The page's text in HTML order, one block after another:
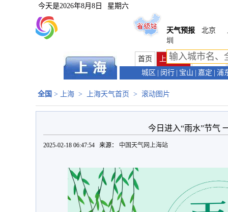
今天是2026年8月8日 星期六
天气预报 北京
圳
首页 上海首页
天气预报
城区
闵行 宝山 嘉定 浦
全国 > 上海 > 上海天气首页 > 滚动图片
今日进入“雨水”节气
2025-02-18 06:47:54 来源： 中国天气网上海站